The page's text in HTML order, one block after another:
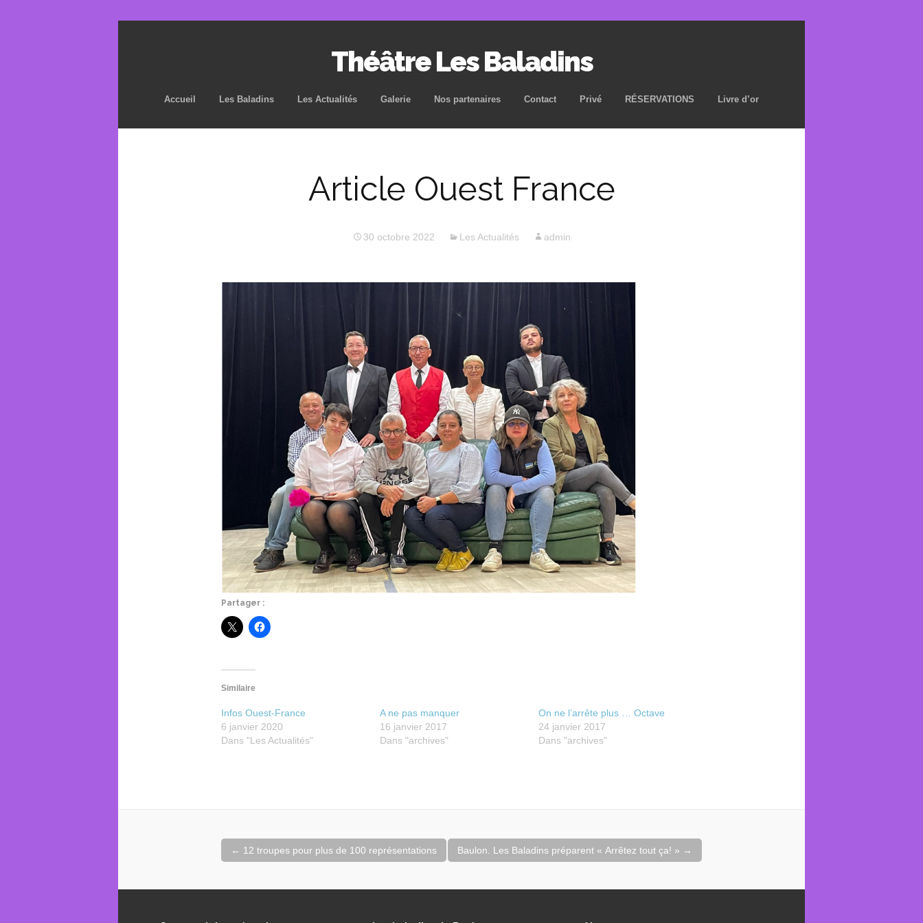
Théâtre Les Baladins
Aller
Accueil Les Baladins Les Actualités Galerie Nos partenaires Contact Privé RÉSERVATIONS Livre d’or
Article Ouest France
30 octobre 2022 Les Actualités admin
Partager :
Similaire
Infos Ouest-France
6 janvier 2020
Dans "Les Actualités"
A ne pas manquer
16 janvier 2017
Dans "archives"
On ne l’arrête plus … Octave
24 janvier 2017
Dans "archives"
Navigation
l'article
← 12 troupes pour plus de 100 représentations Baulon. Les Baladins préparent « Arrêtez tout ça! » →